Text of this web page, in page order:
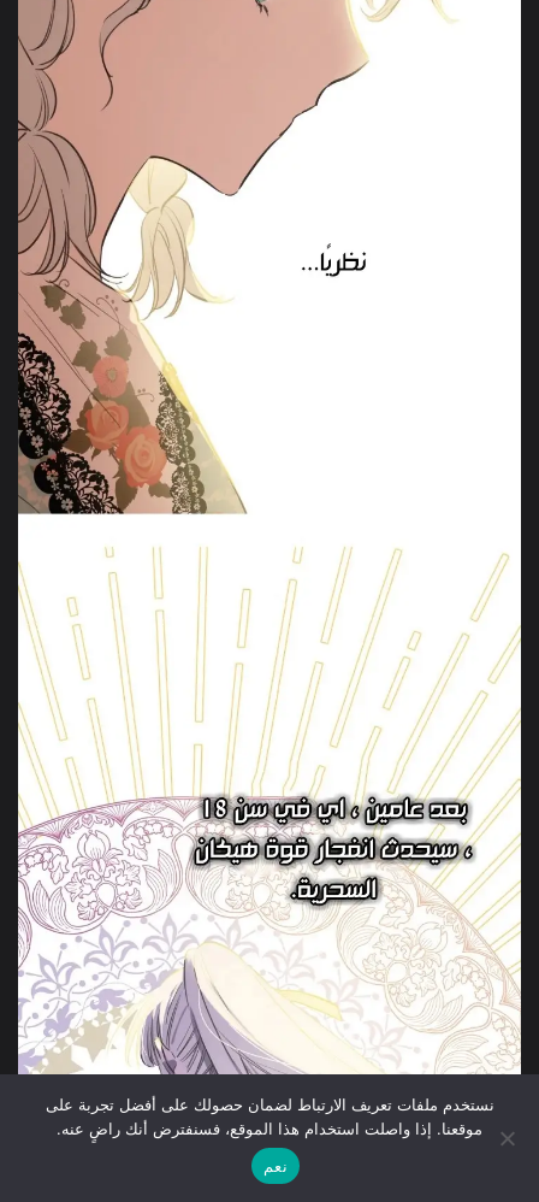
نستخدم ملفات تعريف الارتباط لضمان حصولك على أفضل تجربة على
موقعنا. إذا واصلت استخدام هذا الموقع، فسنفترض أنك راضٍ عنه.
نعم